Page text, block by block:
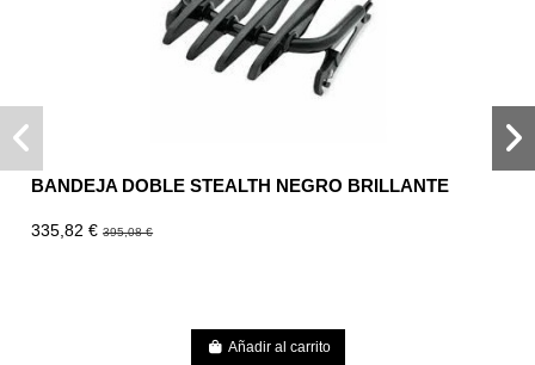
BANDEJA DOBLE STEALTH NEGRO BRILLANTE
335,82 €395,08 €
Añadir al carrito